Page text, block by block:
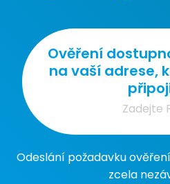
Ověření
na vaší adrese,
Odeslání požadavku
zcela